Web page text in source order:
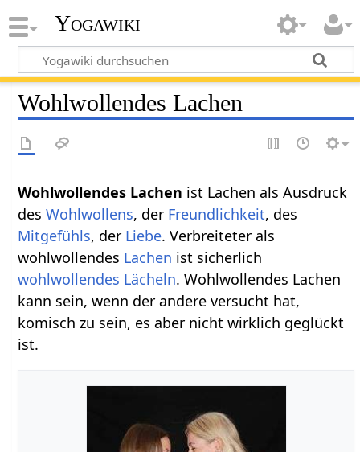
Yogawiki
Wohlwollendes Lachen
Wohlwollendes Lachen ist Lachen als Ausdruck
desWohlwollens, der Freundlichkeit, des
Mitgefühls, der Liebe. Verbreiteter als
wohlwollendes Lachen ist sicherlich
wohlwollendes Lächeln. Wohlwollendes Lachen
kann sein, wenn der andere versucht hat,
komisch zu sein, es aber nicht wirklich geglückt
ist.